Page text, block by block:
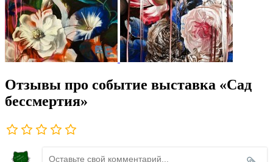
Отзывы про событие выставка «Сад
бессмертия»